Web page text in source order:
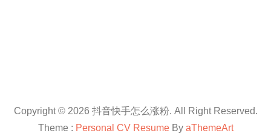
Copyright © 2026 抖音快手怎么涨粉. All Right Reserved.
Theme : Personal CV ResumeBy aThemeArt